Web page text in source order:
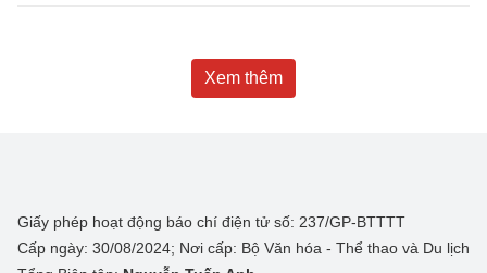
Xem thêm
Giấy phép hoạt động báo chí điện tử số: 237/GP-BTTTT
Cấp ngày: 30/08/2024; Nơi cấp: Bộ Văn hóa - Thể thao và Du lịch